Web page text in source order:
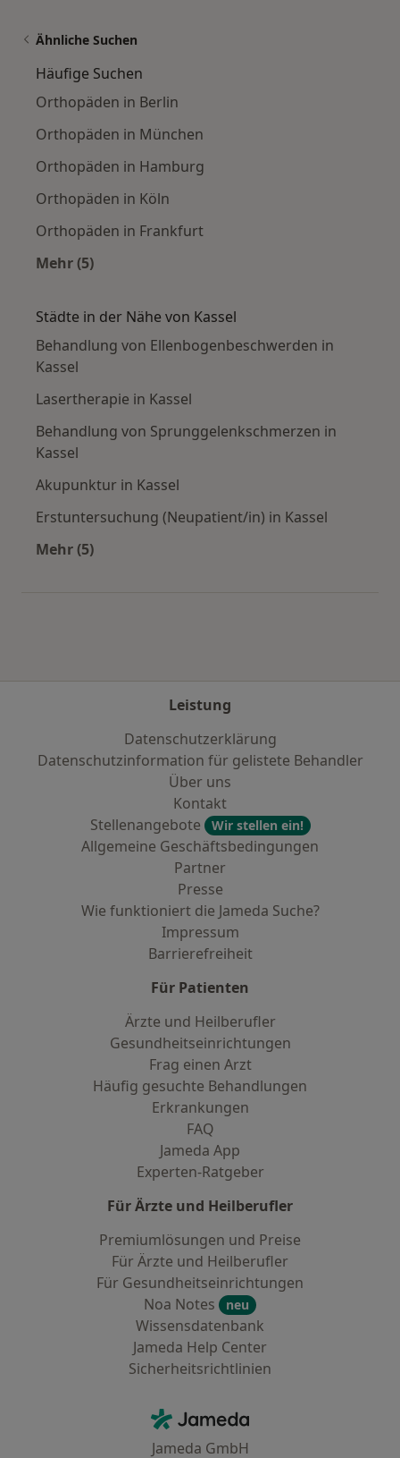
Ähnliche Suchen
Häufige Suchen
Orthopäden in Berlin
Orthopäden in München
Orthopäden in Hamburg
Orthopäden in Köln
Orthopäden in Frankfurt
Mehr (5)
Städte in der Nähe von Kassel
Behandlung von Ellenbogenbeschwerden in
Kassel
Lasertherapie in Kassel
Behandlung von Sprunggelenkschmerzen in
Kassel
Akupunktur in Kassel
Erstuntersuchung (Neupatient/in) in Kassel
Mehr (5)
Leistung
Datenschutzerklärung
Datenschutzinformation für gelistete Behandler
Über uns
Kontakt
Stellenangebote
Wir stellen ein!
Allgemeine Geschäftsbedingungen
Partner
Presse
Wie funktioniert die Jameda Suche?
Impressum
Barrierefreiheit
Für Patienten
Ärzte und Heilberufler
Gesundheitseinrichtungen
Frag einen Arzt
Häufig gesuchte Behandlungen
Erkrankungen
FAQ
Jameda App
Experten-Ratgeber
Für Ärzte und Heilberufler
Premiumlösungen und Preise
Für Ärzte und Heilberufler
Für Gesundheitseinrichtungen
Noa Notes
neu
Wissensdatenbank
Jameda Help Center
Sicherheitsrichtlinien
Jameda - Startseite
Jameda GmbH